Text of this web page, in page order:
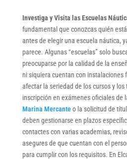
Investiga y Visita las Escuelas
fundamental que conozcas quién
antes de elegir una escuela náutica,
parece. Algunas “escuelas” solo
preocuparse por la calidad de la
ni siquiera cuentan con instalaciones
afectar la seriedad de los cursos y
inscripción en exámenes oficiales de
Marina Mercanteo la solicitud de
deben gestionarse en plazos
contactes con varias academias,
asegures de que cuentan con el
para cumplir con los requisitos. En